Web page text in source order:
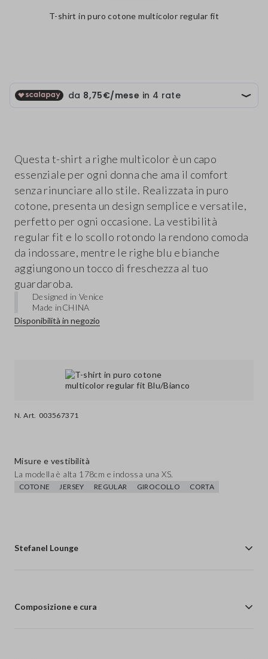
T-shirt in puro cotone multicolor regular fit
N. Art. 003567371
Questa t-shirt a righe multicolor è un capo
essenziale per ogni donna che ama il comfort
senza rinunciare allo stile. Realizzata in puro
cotone, presenta un design semplice e versatile,
perfetto per ogni occasione. La vestibilità
regular fit e lo scollo rotondo la rendono comoda
da indossare, mentre le righe blu e bianche
aggiungono un tocco di freschezza al tuo
guardaroba.
Designed in Venice
Made inCHINA
Disponibilità in negozio
Misure e vestibilità
La modella è alta 178cm e indossa una XS.
COTONE JERSEY REGULAR GIROCOLLO CORTA
Stefanel Lounge
Composizione e cura